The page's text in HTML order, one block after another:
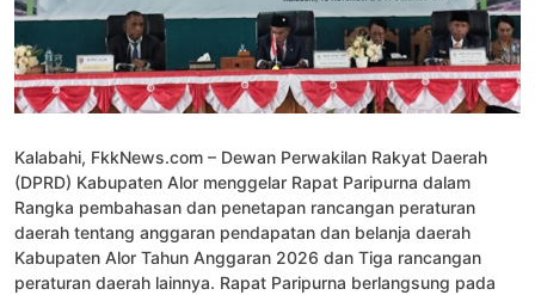
Kalabahi, FkkNews.com – Dewan Perwakilan Rakyat Daerah
(DPRD) Kabupaten Alor menggelar Rapat Paripurna dalam
Rangka pembahasan dan penetapan rancangan peraturan
daerah tentang anggaran pendapatan dan belanja daerah
Kabupaten Alor Tahun Anggaran 2026 dan Tiga rancangan
peraturan daerah lainnya. Rapat Paripurna berlangsung pada